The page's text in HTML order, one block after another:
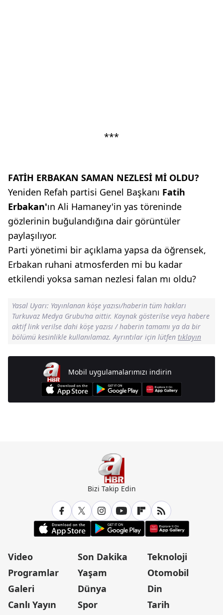
***
FATİH ERBAKAN SAMAN NEZLESİ Mİ OLDU?
Yeniden Refah partisi Genel Başkanı Fatih
Erbakan'ın Ali Hamaney'in yas töreninde
gözlerinin buğulandığına dair görüntüler
paylaşılıyor.
Parti yönetimi bir açıklama yapsa da öğrensek,
Erbakan ruhani atmosferden mi bu kadar
etkilendi yoksa saman nezlesi falan mı oldu?
Yasal Uyarı: Yayınlanan köşe yazısı/haberin tüm hakları
Turkuvaz Medya Grubu’na aittir. Kaynak gösterilse veya habere
aktif link verilse dahi köşe yazısı / haberin tamamı ya da bir
bölümü kesinlikle kullanılamaz. Ayrıntılar için lütfen tıklayın
Mobil uygulamalarımızı indirin
Bizi Takip Edin
Video
Programlar
Galeri
Canlı Yayın
Son Dakika
Yaşam
Dünya
Spor
Teknoloji
Otomobil
Din
Tarih